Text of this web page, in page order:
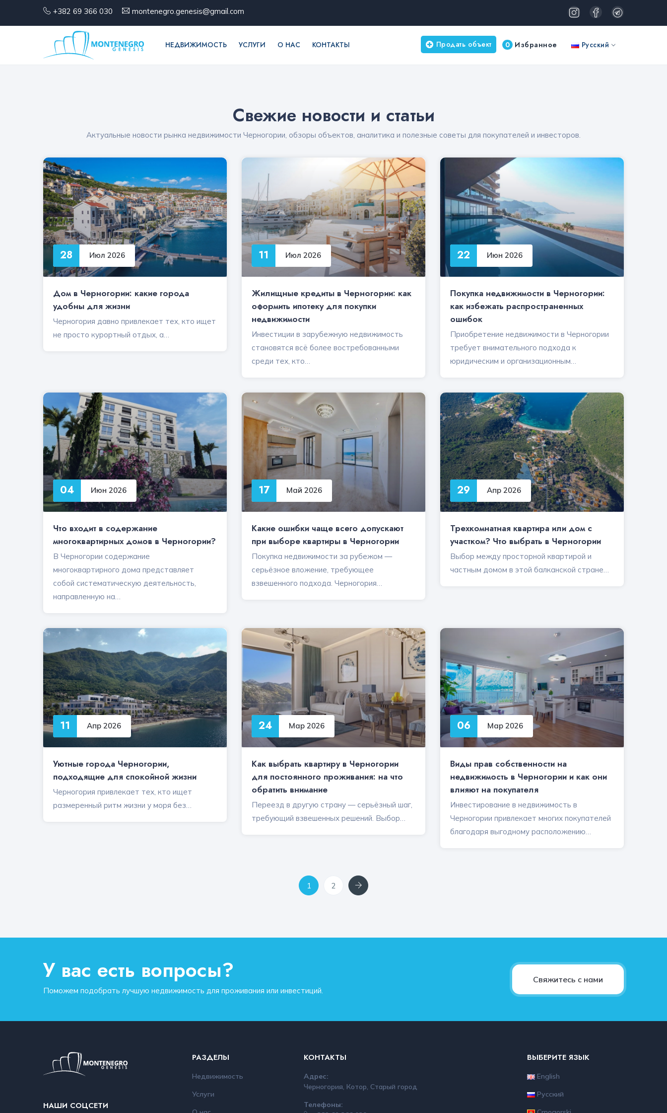
+382 69 366 030 montenegro.genesis@gmail.com
НЕДВИЖИМОСТЬ УСЛУГИ О НАС КОНТАКТЫ 0 Избранное Русский
Продать объект
Свежие новости и статьи
Актуальные новости рынка недвижимости Черногории, обзоры объектов, аналитика и полезные советы для покупателей и инвесторов.
28 Июл 2026
Дом в Черногории: какие города
удобны для жизни
Черногория давно привлекает тех, кто ищет
не просто курортный отдых, а…
11 Июл 2026
Жилищные кредиты в Черногории: как
оформить ипотеку для покупки
недвижимости
Инвестиции в зарубежную недвижимость
становятся всё более востребованными
среди тех, кто…
22 Июн 2026
Покупка недвижимости в Черногории:
как избежать распространенных
ошибок
Приобретение недвижимости в Черногории
требует внимательного подхода к
юридическим и организационным…
04 Июн 2026
Что входит в содержание
многоквартирных домов в Черногории?
В Черногории содержание
многоквартирного дома представляет
собой систематическую деятельность,
направленную на…
17 Май 2026
Какие ошибки чаще всего допускают
при выборе квартиры в Черногории
Покупка недвижимости за рубежом —
серьёзное вложение, требующее
взвешенного подхода. Черногория…
29 Апр 2026
Трехкомнатная квартира или дом с
участком? Что выбрать в Черногории
Выбор между просторной квартирой и
частным домом в этой балканской стране…
11 Апр 2026
Уютные города Черногории,
подходящие для спокойной жизни
Черногория привлекает тех, кто ищет
размеренный ритм жизни у моря без…
24 Мар 2026
Как выбрать квартиру в Черногории
для постоянного проживания: на что
обратить внимание
Переезд в другую страну — серьёзный шаг,
требующий взвешенных решений. Выбор…
06 Мар 2026
Виды прав собственности на
недвижимость в Черногории и как они
влияют на покупателя
Инвестирование в недвижимость в
Черногории привлекает многих покупателей
благодаря выгодному расположению…
1 2 Next
У вас есть вопросы?
Поможем подобрать лучшую недвижимость для проживания или инвестиций.
Свяжитесь с нами
НАШИ СОЦСЕТИ
РАЗДЕЛЫ
Недвижимость
Услуги
КОНТАКТЫ
Адрес:
Черногория, Котор, Старый город
Телефоны:
ВЫБЕРИТЕ ЯЗЫК
English
Русский